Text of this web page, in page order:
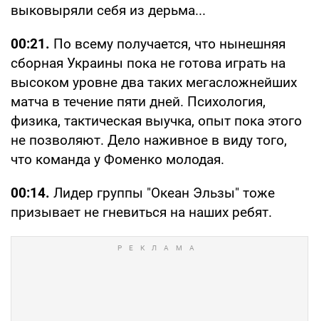
выковыряли себя из дерьма...
00:21. По всему получается, что нынешняя
сборная Украины пока не готова играть на
высоком уровне два таких мегасложнейших
матча в течение пяти дней. Психология,
физика, тактическая выучка, опыт пока этого
не позволяют. Дело наживное в виду того,
что команда у Фоменко молодая.
00:14. Лидер группы "Океан Эльзы" тоже
призывает не гневиться на наших ребят.